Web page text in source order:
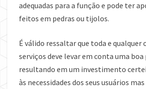
adequadas para a função e pode ter
feitos em pedras ou tijolos.
É válido ressaltar que toda e qualquer
serviços deve levar em conta uma boa
resultando em um investimento
às necessidades dos seus usuários